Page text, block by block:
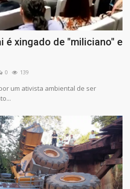
é xingado de "miliciano" e
0 139
um ativista ambiental de ser